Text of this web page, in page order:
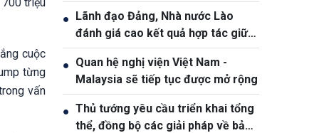
cuộc
từng
vấn
● Lãnh đạo Đảng, Nhà nước Lào
đánh giá cao kết quả hợp tác giữa
Quân đội hai nước Việt Nam và Lào
● Quan hệ nghị viện Việt Nam -
Malaysia sẽ tiếp tục được mở rộng
● Thủ tướng yêu cầu triển khai tổng
thể, đồng bộ các giải pháp về bảo